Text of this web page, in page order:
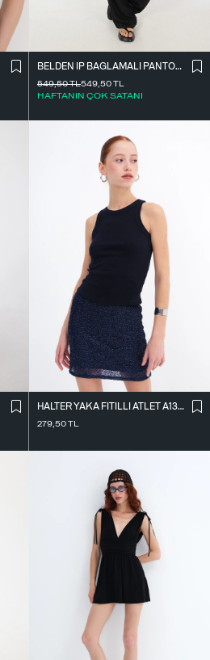
BELDEN İ̇P BAĞLAMALI PANTOLON PN16372-İ6
549,50TL
HAFTANIN ÇOK SATANI
549,50TL
HALTER YAKA FITILLI ATLET A13294-L7
279,50TL